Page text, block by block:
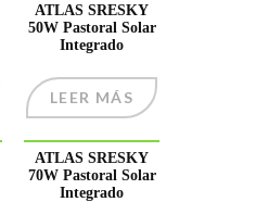
ATLAS SRESKY
50W Pastoral Solar
Integrado
LEER MÁS
ATLAS SRESKY
70W Pastoral Solar
Integrado